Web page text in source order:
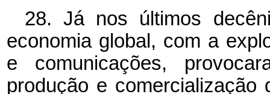
28. Já nos últimos
economia global, com a
e comunicações,
produção e